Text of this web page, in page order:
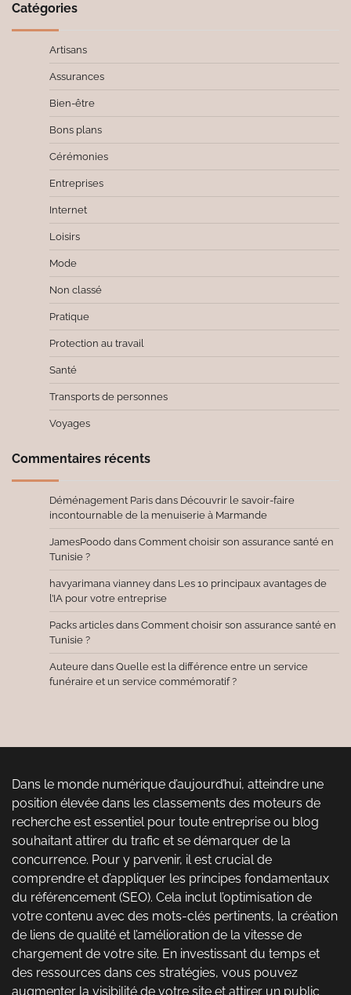
Catégories
Artisans
Assurances
Bien-être
Bons plans
Cérémonies
Entreprises
Internet
Loisirs
Mode
Non classé
Pratique
Protection au travail
Santé
Transports de personnes
Voyages
Commentaires récents
Déménagement Paris dans Découvrir le savoir-faire
incontournable de la menuiserie à Marmande
JamesPoodo dans Comment choisir son assurance santé en
Tunisie ?
havyarimana vianney dans Les 10 principaux avantages de
l’IA pour votre entreprise
Packs articles dans Comment choisir son assurance santé en
Tunisie ?
Auteure dans Quelle est la différence entre un service
funéraire et un service commémoratif ?
Dans le monde numérique d’aujourd’hui, atteindre une
position élevée dans les classements des moteurs de
recherche est essentiel pour toute entreprise ou blog
souhaitant attirer du trafic et se démarquer de la
concurrence. Pour y parvenir, il est crucial de
comprendre et d’appliquer les principes fondamentaux
du référencement (SEO). Cela inclut l’optimisation de
votre contenu avec des mots-clés pertinents, la création
de liens de qualité et l’amélioration de la vitesse de
chargement de votre site. En investissant du temps et
des ressources dans ces stratégies, vous pouvez
augmenter la visibilité de votre site et attirer un public